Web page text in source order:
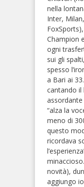
nella
Inter,
Champion
ogni
sui gli
spesso
a Bari ai
cantando il
“alza la
meno di
questo
ricordava
novità),
aggiungo